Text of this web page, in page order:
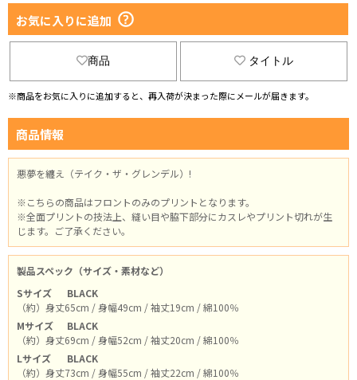
お気に入りに追加
商品 タイトル
※商品をお気に入りに追加すると、再入荷が決まった際にメールが届きます。
商品情報
悪夢を纏え（テイク・ザ・グレンデル）!
※こちらの商品はフロントのみのプリントとなります。
※全面プリントの技法上、縫い目や脇下部分にカスレやプリント切れが生
じます。ご了承ください。
製品スペック（サイズ・素材など）
Sサイズ
BLACK
（約）身丈65cm / 身幅49cm / 袖丈19cm / 綿100％
Mサイズ
BLACK
（約）身丈69cm / 身幅52cm / 袖丈20cm / 綿100％
Lサイズ
BLACK
（約）身丈73cm / 身幅55cm / 袖丈22cm / 綿100％